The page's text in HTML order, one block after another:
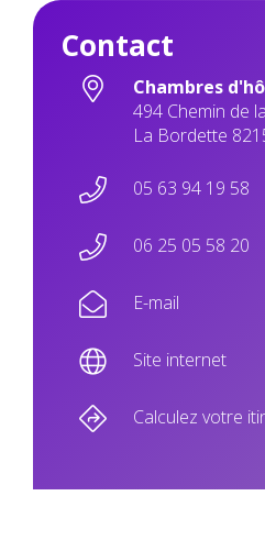
Contact
Chambres
494 Chemin de
La Bordette
05 63 94 19 58
06 25 05 58 20
E-mail
Site internet
Calculez votre